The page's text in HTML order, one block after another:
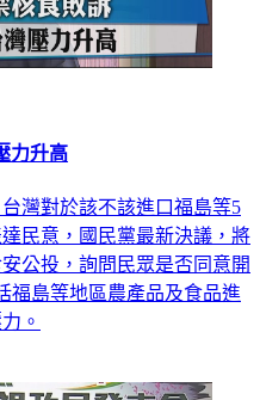
力升高
灣對於該不該進口福島等5
民意，國民黨最新決議，將
公投，詢問民眾是否同意開
福島等地區農產品及食品進
。